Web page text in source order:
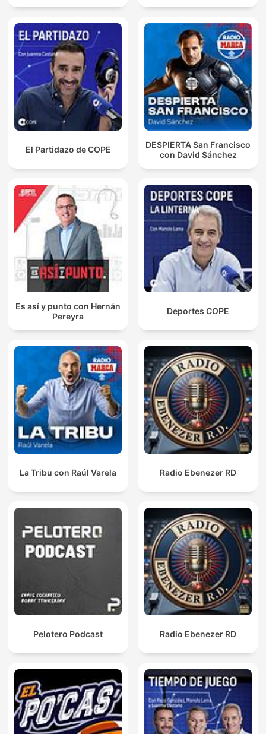
El Partidazo de COPE
DESPIERTA San Francisco
con David Sánchez
Es así y punto con Hernán
Pereyra
Deportes COPE
La Tribu con Raúl Varela Radio Ebenezer RD
Pelotero Podcast Radio Ebenezer RD